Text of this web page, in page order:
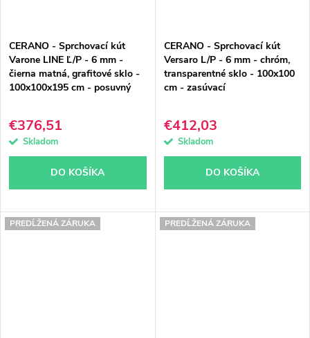
CERANO - Sprchovací kút
Varone LINE Ľ/P - 6 mm -
čierna matná, grafitové sklo -
100x100x195 cm - posuvný
€376,51
Skladom
DO KOŠÍKA
CERANO - Sprchovací kút
Versaro L/P - 6 mm - chróm,
transparentné sklo - 100x100
cm - zasúvací
€412,03
Skladom
DO KOŠÍKA
PREDĹŽENÁ ZÁRUKA PREDĹŽENÁ ZÁRUKA